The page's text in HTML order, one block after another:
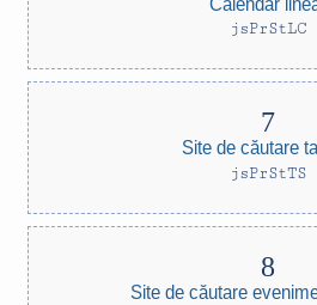
jsPrStLC
Site de căutare
jsPrStTS
Site de căutare